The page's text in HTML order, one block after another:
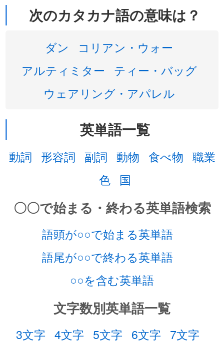
次のカタカナ語の意味は？
ダン
コリアン・ウォー
アルティミター
ティー・バッグ
ウェアリング・アパレル
英単語一覧
動詞 形容詞 副詞 動物 食べ物 職業
色 国
〇〇で始まる・終わる英単語検索
語頭が○○で始まる英単語
語尾が○○で終わる英単語
○○を含む英単語
文字数別英単語一覧
3文字 4文字 5文字 6文字 7文字